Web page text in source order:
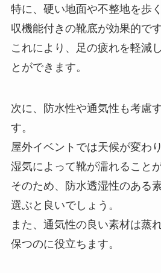
特に、硬い地面や不整地を歩
収機能付きの靴底が効果的です
これにより、足の疲れを軽減
とができます。
次に、防水性や通気性も考慮
す。
屋外イベントでは天候が変わ
湿気によって靴が濡れること
そのため、防水透湿性のある
選ぶと良いでしょう。
また、通気性の良い素材は蒸
保つのに役立ちます。